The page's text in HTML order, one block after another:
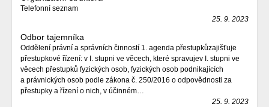
Telefonní seznam
25. 9. 2023
Odbor tajemníka
Oddělení právní a správních činností 1. agenda přestupkůzajišťuje
přestupkové řízení: v I. stupni ve věcech, které spravujev I. stupni ve
věcech přestupků fyzických osob, fyzických osob podnikajících
a právnických osob podle zákona č. 250/2016 o odpovědnosti za
přestupky a řízení o nich, v účinném…
25. 9. 2023